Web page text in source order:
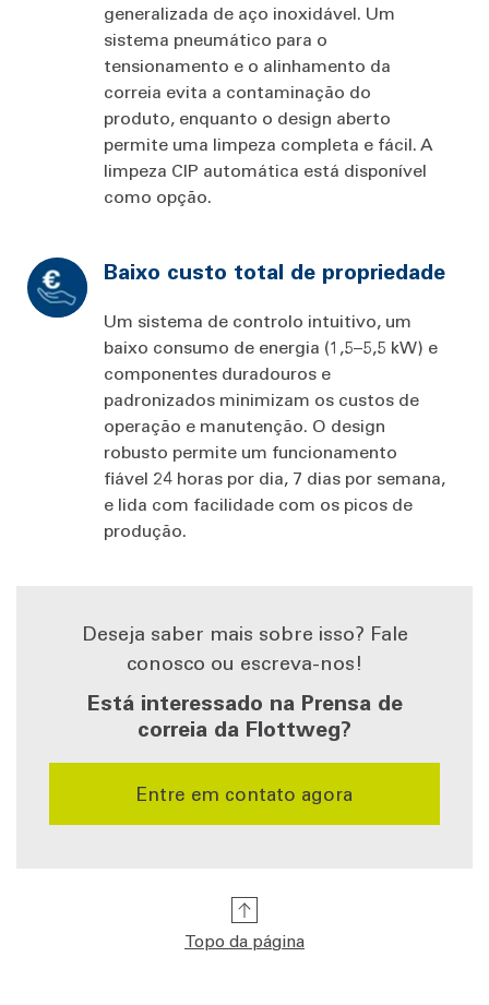
generalizada de aço inoxidável. Um
sistema pneumático para o
tensionamento e o alinhamento da
correia evita a contaminação do
produto, enquanto o design aberto
permite uma limpeza completa e fácil. A
limpeza CIP automática está disponível
como opção.
Baixo custo total de propriedade
Um sistema de controlo intuitivo, um
baixo consumo de energia (1,5–5,5 kW) e
componentes duradouros e
padronizados minimizam os custos de
operação e manutenção. O design
robusto permite um funcionamento
fiável 24 horas por dia, 7 dias por semana,
e lida com facilidade com os picos de
produção.
Deseja saber mais sobre isso? Fale
conosco ou escreva-nos!
Está interessado na Prensa de
correia da Flottweg?
Entre em contato agora
Topo da página